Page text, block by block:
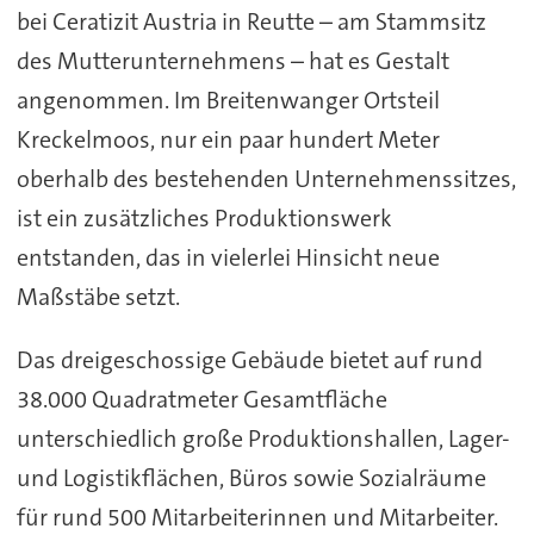
bei Ceratizit Austria in Reutte – am Stammsitz
des Mutterunternehmens – hat es Gestalt
angenommen. Im Breitenwanger Ortsteil
Kreckelmoos, nur ein paar hundert Meter
oberhalb des bestehenden Unternehmenssitzes,
ist ein zusätzliches Produktionswerk
entstanden, das in vielerlei Hinsicht neue
Maßstäbe setzt.
Das dreigeschossige Gebäude bietet auf rund
38.000 Quadratmeter Gesamtfläche
unterschiedlich große Produktionshallen, Lager-
und Logistikflächen, Büros sowie Sozialräume
für rund 500 Mitarbeiterinnen und Mitarbeiter.